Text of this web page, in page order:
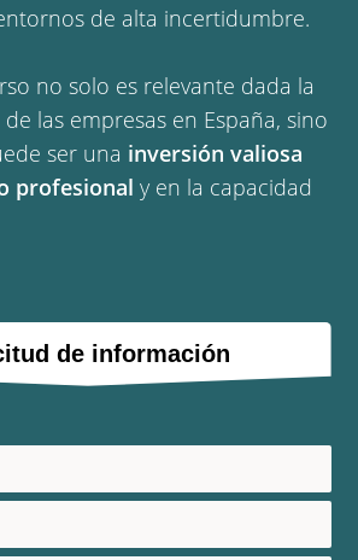
de alta incertidumbre.
no solo es relevante dada la
las empresas en España, sino
ser una inversión valiosa
profesional y en la capacidad
de información